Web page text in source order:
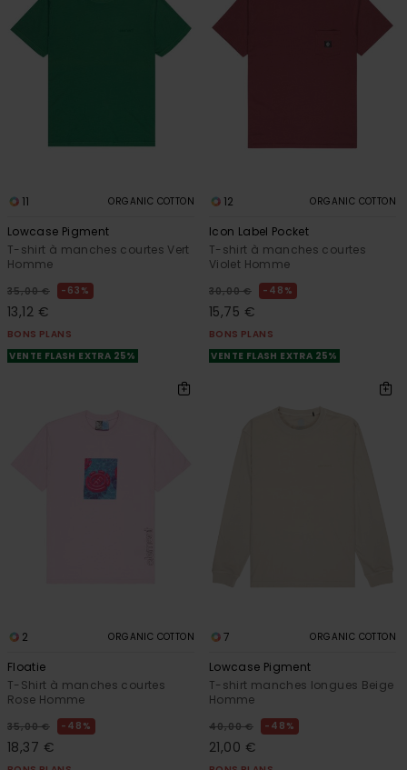
11 ORGANIC COTTON
Lowcase Pigment
T-shirt à manches courtes Vert
Homme
35,00 € 63%
13,12 €
BONS PLANS
VENTE FLASH EXTRA 25%
12 ORGANIC COTTON
Icon Label Pocket
T-shirt à manches courtes
Violet Homme
30,00 € 48%
15,75 €
BONS PLANS
VENTE FLASH EXTRA 25%
2 ORGANIC COTTON
Floatie
T-Shirt à manches courtes
Rose Homme
35,00 € 48%
18,37 €
7 ORGANIC COTTON
Lowcase Pigment
T-shirt manches longues Beige
Homme
40,00 € 48%
21,00 €